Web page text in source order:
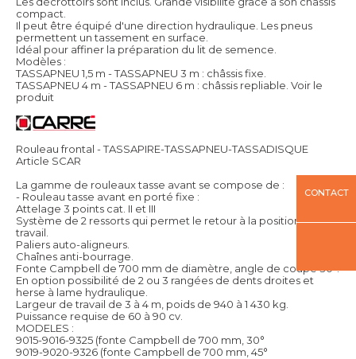
compact.
Il peut être équipé d'une direction hydraulique. Les pneus
permettent un tassement en surface.
Idéal pour affiner la préparation du lit de semence.
Modèles :
TASSAPNEU 1,5 m - TASSAPNEU 3 m : châssis fixe.
TASSAPNEU 4 m - TASSAPNEU 6 m : châssis repliable. Voir le
produit
Rouleau frontal - TASSAPIRE-TASSAPNEU-TASSADISQUE
Article SCAR
La gamme de rouleaux tasse avant se compose de :
- Rouleau tasse avant en porté fixe :
Attelage 3 points cat. II et III
Système de 2 ressorts qui permet le retour à la position de
travail.
Paliers auto-aligneurs.
Chaînes anti-bourrage.
Fonte Campbell de 700 mm de diamètre, angle de coupe 30°.
En option possibilité de 2 ou 3 rangées de dents droites et
herse à lame hydraulique.
Largeur de travail de 3 à 4 m, poids de 940 à 1 430 kg.
Puissance requise de 60 à 90 cv.
MODELES :
9015-9016-9325 (fonte Campbell de 700 mm, 30°
9019-9020-9326 (fonte Campbell de 700 mm, 45°
CONTACT